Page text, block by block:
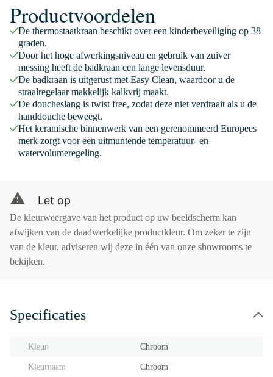
Productvoordelen
De thermostaatkraan beschikt over een kinderbeveiliging op 38
graden.
Door het hoge afwerkingsniveau en gebruik van zuiver
messing heeft de badkraan een lange levensduur.
De badkraan is uitgerust met Easy Clean, waardoor u de
straalregelaar makkelijk kalkvrij maakt.
De doucheslang is twist free, zodat deze niet verdraait als u de
handdouche beweegt.
Het keramische binnenwerk van een gerenommeerd Europees
merk zorgt voor een uitmuntende temperatuur- en
watervolumeregeling.
Let op
De kleurweergave van het product op uw beeldscherm kan
afwijken van de daadwerkelijke productkleur. Om zeker te zijn
van de kleur, adviseren wij deze in één van onze showrooms te
bekijken.
Specificaties
Kleur Chroom
Kleurnaam Chroom